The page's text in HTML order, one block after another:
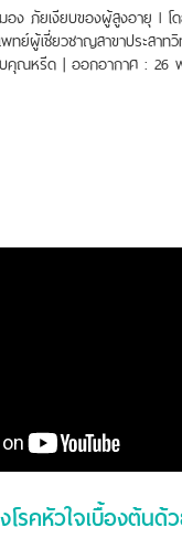
อง ภัยเงียบของผู้สูงอายุ l โ
ย์ผู้เชี่ยวชาญสาขาประสาท
คุณหรีด | ออกอากาศ : 26